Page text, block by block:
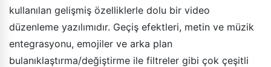
kullanılan gelişmiş özelliklerle dolu bir video
düzenleme yazılımıdır. Geçiş efektleri, metin ve müzik
entegrasyonu, emojiler ve arka plan
bulanıklaştırma/değiştirme ile filtreler gibi çok çeşitli